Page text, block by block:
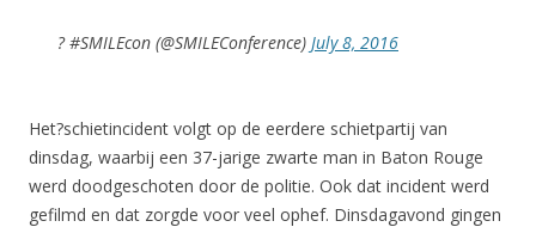
? #SMILEcon (@SMILEConference) July 8, 2016
Het?schietincident volgt op de eerdere schietpartij van
dinsdag, waarbij een 37-jarige zwarte man in Baton Rouge
werd doodgeschoten door de politie. Ook dat incident werd
gefilmd en dat zorgde voor veel ophef. Dinsdagavond gingen